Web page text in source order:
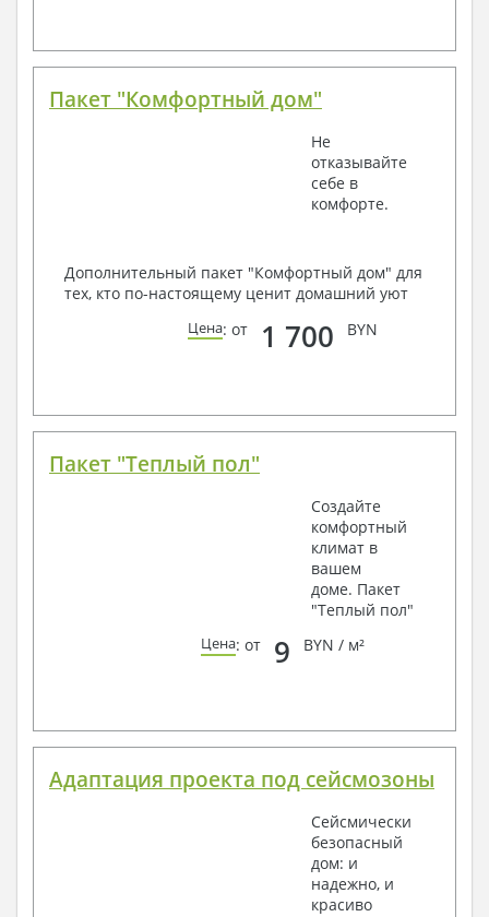
Пакет "Комфортный дом"
Не
отказывайте
себе в
комфорте.
Дополнительный пакет "Комфортный дом" для
тех, кто по-настоящему ценит домашний уют
Цена: от 1 700 BYN
Пакет "Теплый пол"
Создайте
комфортный
климат в
вашем
доме. Пакет
"Теплый пол"
Цена: от 9 BYN / м²
Адаптация проекта под сейсмозоны
Сейсмически
безопасный
дом: и
надежно, и
красиво